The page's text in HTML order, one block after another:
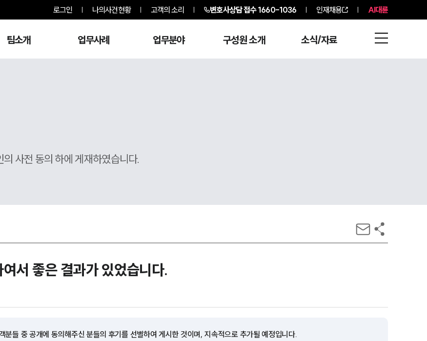
로그인 나의사건현황 고객의 소리 변호사상담 접수1660-1036 인재채용 AI대륜
팀소개 업무사례 업무분야 구성원 소개 소식/자료
사전 동의 하에 게재하였습니다.
서 좋은 결과가 있었습니다.
들 중 공개에 동의해주신 분들의 후기를 선별하여 게시한 것이며, 지속적으로 추가될 예정입니다.